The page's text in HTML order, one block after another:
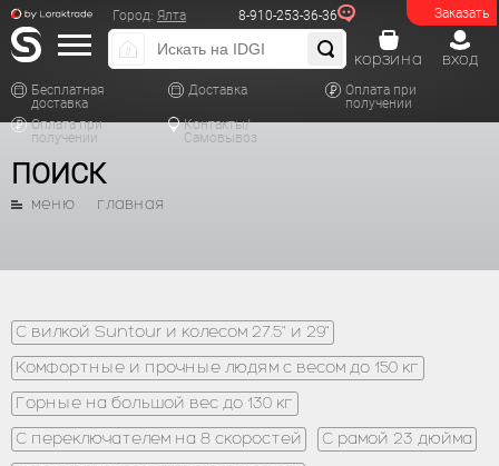
Заказать
Город: Ялта 8-910-253-36-36
Бесплатная
доставка
Доставка
Оплата при
получении
Оплата при
получении
Контакты/
Самовывоз
вход
корзина
ПОИСК
меню главная
С вилкой Suntour и колесом 27.5" и 29"
Комфортные и прочные людям с весом до 150 кг
Горные на большой вес до 130 кг
С переключателем на 8 скоростей
С рамой 23 дюйма